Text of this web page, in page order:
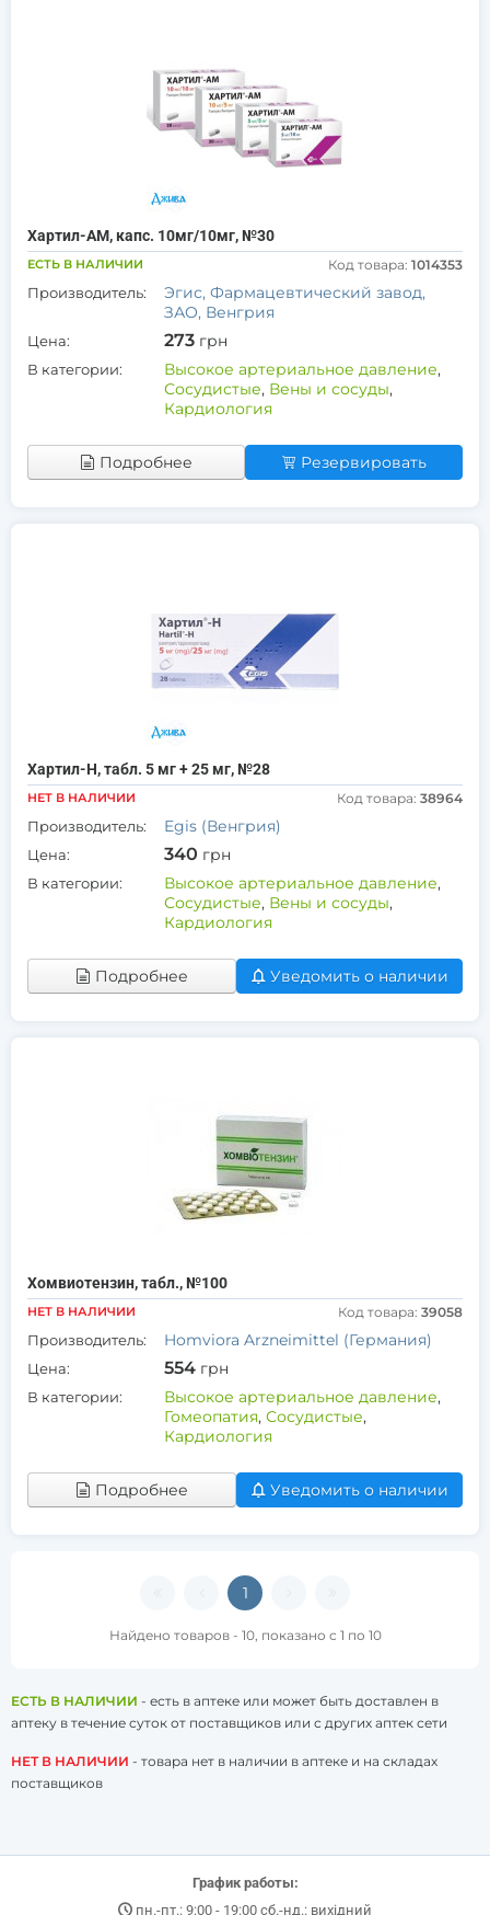
Хартил-АМ, капс. 10мг/10мг, №30
ЕСТЬ В НАЛИЧИИ Код товара: 1014353
Производитель:
Эгис, Фармацевтический завод,
ЗАО, Венгрия
Цена: 273 грн
В категории: Высокое артериальное давление,
Сосудистые, Вены и сосуды,
Кардиология
Подробнее Резервировать
Хартил-Н, табл. 5 мг + 25 мг, №28
НЕТ В НАЛИЧИИ Код товара: 38964
Производитель: Egis (Венгрия)
Цена: 340 грн
В категории: Высокое артериальное давление,
Сосудистые, Вены и сосуды,
Кардиология
Подробнее Уведомить о наличии
Хомвиотензин, табл., №100
НЕТ В НАЛИЧИИ Код товара: 39058
Производитель: Homviora Arzneimittel (Германия)
Цена: 554 грн
В категории: Высокое артериальное давление,
Гомеопатия, Сосудистые,
Кардиология
Подробнее Уведомить о наличии
1
Найдено товаров - 10, показано с 1 по 10
ЕСТЬ В НАЛИЧИИ - есть в аптеке или может быть доставлен в
аптеку в течение суток от поставщиков или с других аптек сети
НЕТ В НАЛИЧИИ - товара нет в наличии в аптеке и на складах
поставщиков
График работы:
пн.-пт.: 9:00 - 19:00 сб.-нд.: вихідний